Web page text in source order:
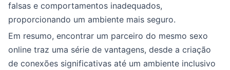
falsas e comportamentos inadequados,
proporcionando um ambiente mais seguro.
Em resumo, encontrar um parceiro do mesmo sexo
online traz uma série de vantagens, desde a criação
de conexões significativas até um ambiente inclusivo